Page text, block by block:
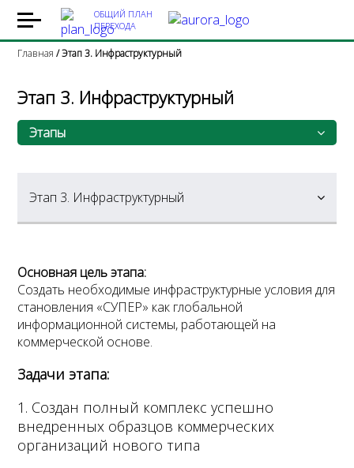
ОБЩИЙ ПЛАН
ПЕРЕХОДА
Главная Этап 3. Инфраструктурный
Этап 3. Инфраструктурный
Этапы
Этап 2. Организационный
Этап 5. Общественный
Этап 6. Инициативный
Этап 9. Закрепляющий
Этап 10. Ускоряющий
Этап 3. Инфраструктурный
Создан полный комплекс успешно
внедренных образцов
коммерческих организаций нового
типа
стороны элит
Тотальная компьютеризация и
цифровизация участников
Основная цель этапа:
Создать необходимые инфраструктурные условия для
становления «СУПЕР» как глобальной
информационной системы, работающей на
коммерческой основе.
Задачи этапа:
1. Создан полный комплекс успешно
внедренных образцов коммерческих
организаций нового типа